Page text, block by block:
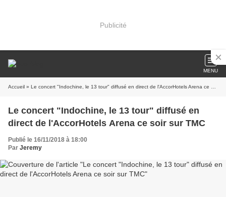
Publicité
MENU
Accueil » Le concert "Indochine, le 13 tour" diffusé en direct de l'AccorHotels Arena ce soir sur TMC
Le concert "Indochine, le 13 tour" diffusé en
direct de l'AccorHotels Arena ce soir sur TMC
Publié le 16/11/2018 à 18:00
Par Jeremy